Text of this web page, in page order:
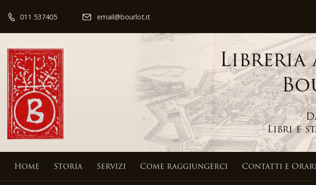
011 537405 email@bourlot.it
Libri e
Home Storia Servizi Come raggiungerci Contatti e